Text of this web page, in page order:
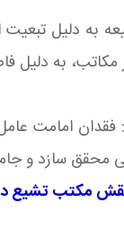
به دلیل
به دلیل
فقدان امامت
محقق سازد
مکتب تشیع